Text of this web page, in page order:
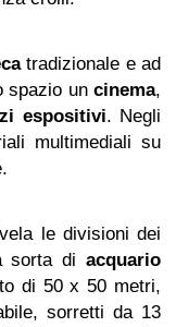
tradizionale e ad
spazio un cinema,
espositivi. Negli
multimediali su
le divisioni dei
sorta di acquario
di 50 x 50 metri,
sorretti da 13